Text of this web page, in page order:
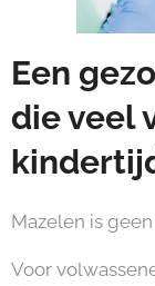
Een
die veel
Mazelen is
Voor